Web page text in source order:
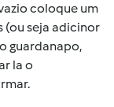
coloque um
(ou seja adicinor
guardanapo,
la o